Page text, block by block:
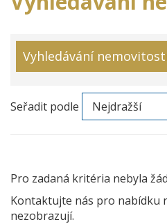
Vyhledávání
Seřadit podle
Pro zadaná kritéria nebyla
Kontaktujte nás pro nabídku
nezobrazují.